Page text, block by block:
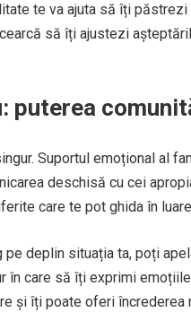
te va ajuta să îți
să îți ajustezi
puterea
Suportul emoțional al
deschisă cu cei
care te pot ghida în
deplin situația ta, poți
în care să îți exprimi
și îți poate oferi încrederea